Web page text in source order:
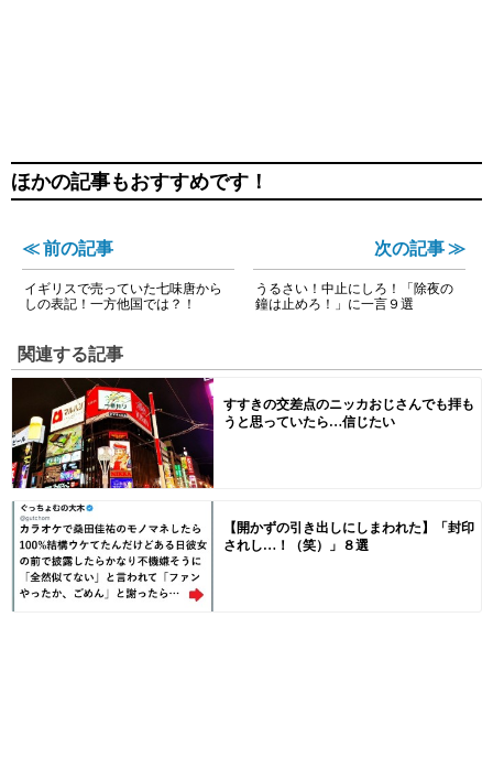
ほかの記事もおすすめです！
≪ 前の記事
イギリスで売っていた七味唐から
しの表記！一方他国では？！
次の記事 ≫
うるさい！中止にしろ！「除夜の
鐘は止めろ！」に一言９選
関連する記事
すすきの交差点のニッカおじさんでも拝も
うと思っていたら…信じたい
【開かずの引き出しにしまわれた】「封印
されし…！（笑）」８選